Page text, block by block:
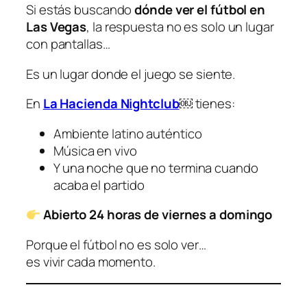
Si estás buscandodónde ver el fútbol en
Las Vegas, la respuesta no es solo un lugar
con pantallas…
Es un lugar donde el juego se siente.
En La Hacienda Nightclub￼tienes:
Ambiente latino auténtico
Música en vivo
Y una noche que no termina cuando
acaba el partido
Abierto 24 horas de viernes a domingo
Porque el fútbol no es solo ver…
es vivir cada momento.